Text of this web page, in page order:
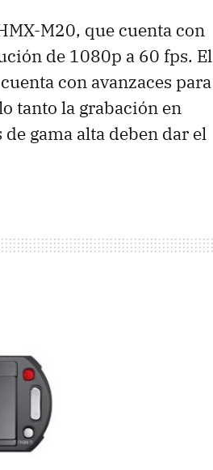
M20, que cuenta con
de 1080p a 60 fps. El
con avanzaces para
tanto la grabación en
gama alta deben dar el